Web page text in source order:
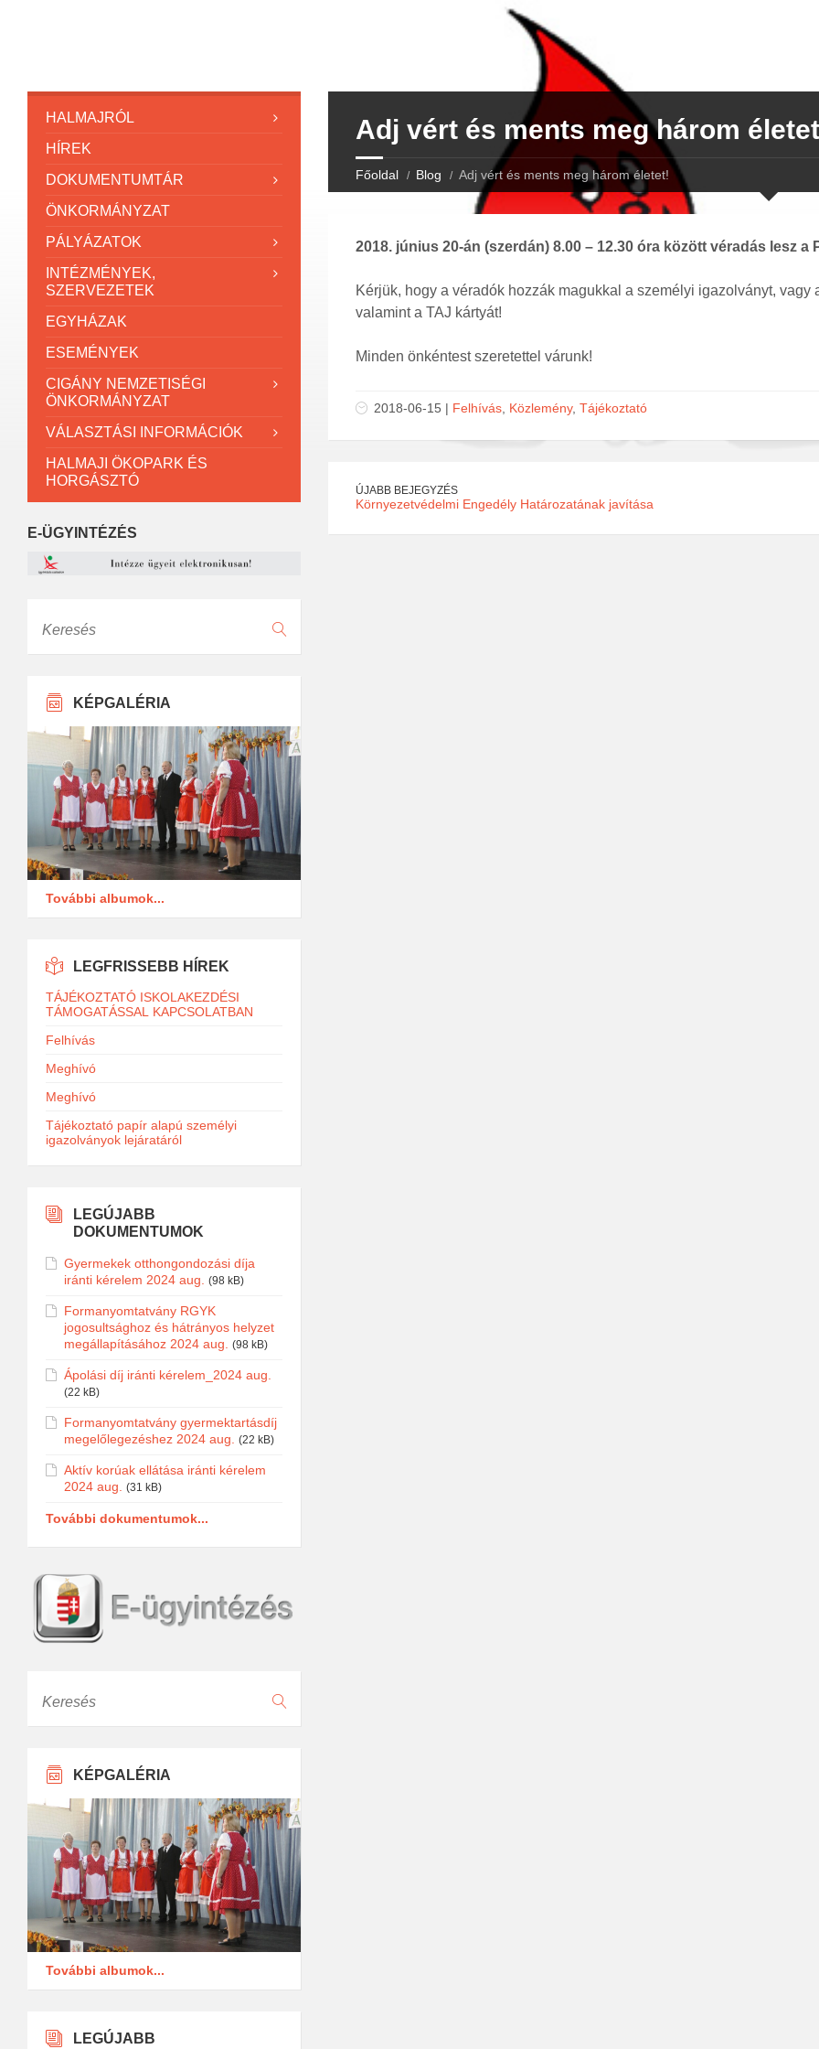
Adj vért és ments meg három
Főoldal Blog Adj vért és ments meg három életet!
2018. június 20-án (szerdán) 8.00 – 12.30 óra között véradás lesz
Kérjük, hogy a véradók hozzák magukkal a személyi igazolványt,
valamint a TAJ kártyát!
Minden önkéntest szeretettel várunk!
2018-06-15 | Felhívás, Közlemény, Tájékoztató
ÚJABB BEJEGYZÉS
Környezetvédelmi Engedély Határozatának javítása
HALMAJRÓL
HÍREK
DOKUMENTUMTÁR
ÖNKORMÁNYZAT
PÁLYÁZATOK
INTÉZMÉNYEK,
SZERVEZETEK
EGYHÁZAK
ESEMÉNYEK
CIGÁNY NEMZETISÉGI
ÖNKORMÁNYZAT
VÁLASZTÁSI INFORMÁCIÓK
HALMAJI ÖKOPARK ÉS
HORGÁSZTÓ
E-ÜGYINTÉZÉS
KÉPGALÉRIA
További albumok...
LEGFRISSEBB HÍREK
TÁJÉKOZTATÓ ISKOLAKEZDÉSI
TÁMOGATÁSSAL KAPCSOLATBAN
Felhívás
Meghívó
Meghívó
Tájékoztató papír alapú személyi
igazolványok lejáratáról
LEGÚJABB
DOKUMENTUMOK
Gyermekek otthongondozási díja
iránti kérelem 2024 aug.
(98 kB)
Formanyomtatvány RGYK
jogosultsághoz és hátrányos helyzet
megállapításához 2024 aug.
(98 kB)
Ápolási díj iránti kérelem_2024 aug.
(22 kB)
Formanyomtatvány gyermektartásdíj
megelőlegezéshez 2024 aug.
(22 kB)
Aktív korúak ellátása iránti kérelem
2024 aug.
(31 kB)
További dokumentumok...
KÉPGALÉRIA
További albumok...
LEGÚJABB